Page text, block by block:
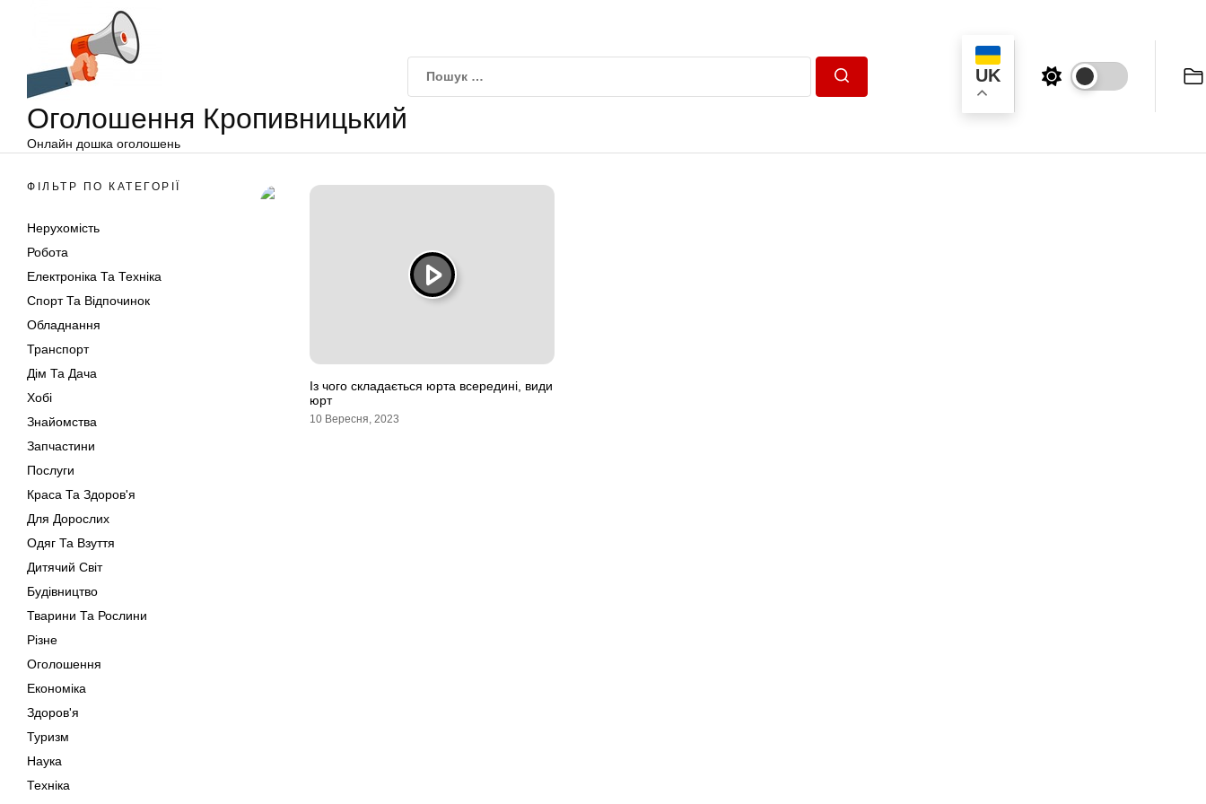
Оголошення Кропивницький
Онлайн дошка оголошень
UK
ФІЛЬТР ПО КАТЕГОРІЇ
Нерухомість
Робота
Електроніка Та Техніка
Спорт Та Відпочинок
Обладнання
Транспорт
Дім Та Дача
Хобі
Знайомства
Запчастини
Послуги
Краса Та Здоров'я
Для Дорослих
Одяг Та Взуття
Дитячий Світ
Будівництво
Тварини Та Рослини
Різне
Оголошення
Економіка
Здоров'я
Туризм
Наука
Техніка
Із чого складається юрта всередині, види
юрт
10 Вересня, 2023